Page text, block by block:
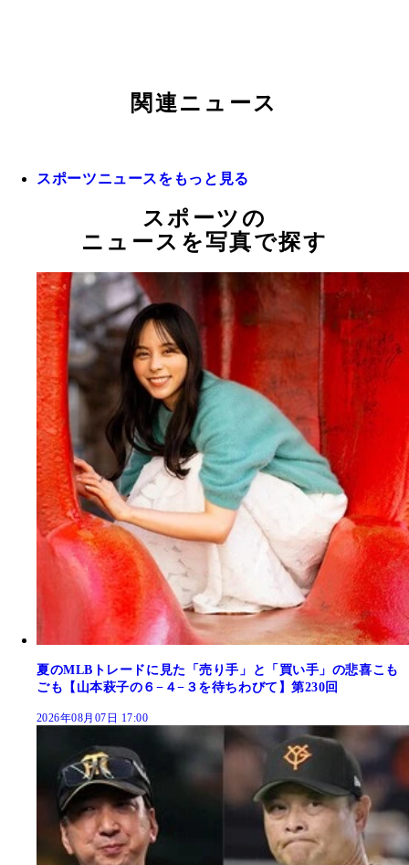
関連ニュース
スポーツニュースをもっと見る
スポーツの
ニュースを写真で探す
夏のMLBトレードに見た「売り手」と「買い手」の悲喜こも
ごも【山本萩子の６−４−３を待ちわびて】第230回
2026年08月07日 17:00